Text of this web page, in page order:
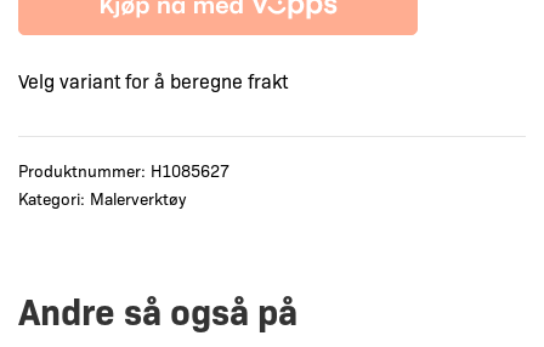
Velg variant for å beregne frakt
Produktnummer: H1085627
Kategori: Malerverktøy
Andre så også på